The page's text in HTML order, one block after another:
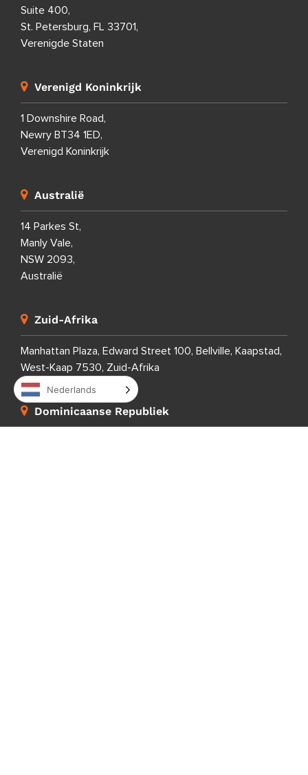
Suite 400,
St. Petersburg, FL 33701,
Verenigde Staten
Verenigd Koninkrijk
1 Downshire Road,
Newry BT34 1ED,
Verenigd Koninkrijk
Australië
14 Parkes St,
Manly Vale,
NSW 2093,
Australië
Zuid-Afrika
Manhattan Plaza, Edward Street 100, Bellville, Kaapstad,
West-Kaap 7530, Zuid-Afrika
Dominicaanse Republiek
Nederlands